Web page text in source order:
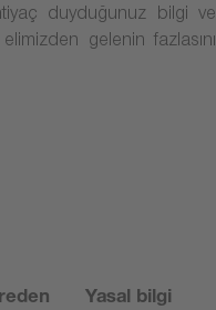
duyduğunuz bilgi ve
gelenin fazlasını
Yasal bilgi